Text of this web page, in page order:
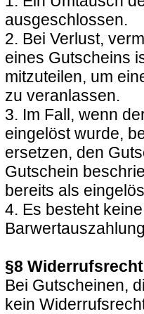
ausgeschlossen.
2. Bei Verlust,
eines Gutscheins
mitzuteilen, um
zu veranlassen.
3. Im Fall, wenn
eingelöst wurde,
ersetzen, den
Gutschein
bereits als
4. Es besteht
§8
Bei Gutscheinen,
kein